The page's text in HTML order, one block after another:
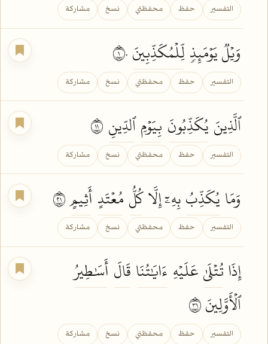
التفسير حفظ محفظتي نسخ مشاركة
وَيۡلٞ يَوۡمَئِذٖلِّلۡمُكَذِّبِينَ
التفسير حفظ محفظتي نسخ مشاركة
ٱلَّذِينَ يُكَذِّبُونَ بِيَوۡمِٱلدِّينِ
التفسير حفظ محفظتي نسخ مشاركة
وَمَا يُكَذِّبُبِهِۦٓ إِلَّاكُلُّ مُعۡتَدٍ أَثِيمٍ
التفسير حفظ محفظتي نسخ مشاركة
إِذَاتُتۡلَىٰعَلَيۡهِ ءَايَٰتُنَا قَالَ أَسَٰطِيرُ
ٱلۡأَوَّلِينَ ١٣
التفسير حفظ محفظتي نسخ مشاركة